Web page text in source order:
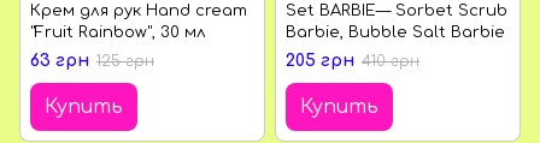
Крем для рук Hand cream
"Fruit Rainbow", 30 мл
63 грн 125 грн
Купить
Set BARBIE— Sorbet Scrub
Barbie, Bubble Salt Barbie
205 грн 410 грн
Купить